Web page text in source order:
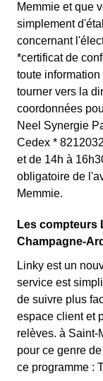
Memmie et que
simplement
concernant
*certificat de
toute
tourner vers la
coordonnées
Neel Synergie
Cedex *
et de 14h à
obligatoire de
Memmie.
Les compteurs
Champagne-
Linky est un
service est
de suivre plus
espace client et
relèves. à Saint-
pour ce genre
ce programme :